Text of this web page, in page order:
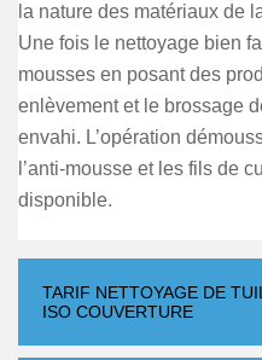
la nature des matériaux de
Une fois le nettoyage bien
mousses en posant des
enlèvement et le brossage
envahi. L’opération
l’anti-mousse et les fils de
disponible.
TARIF NETTOYAGE DE
ISO COUVERTURE